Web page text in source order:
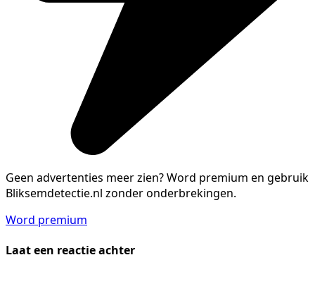
Geen advertenties meer zien?Word premium en gebruik
Bliksemdetectie.nl zonder onderbrekingen.
Word premium
Laat een reactie achter